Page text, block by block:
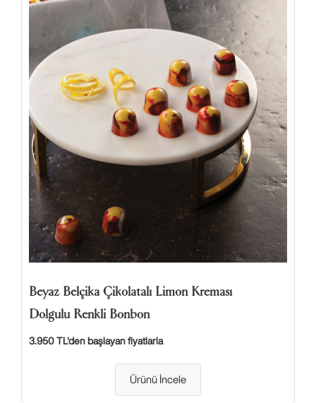
Beyaz Belçika Çikolatalı Limon Kreması
Dolgulu Renkli Bonbon
3.950 TL'den başlayan fiyatlarla
Ürünü İncele